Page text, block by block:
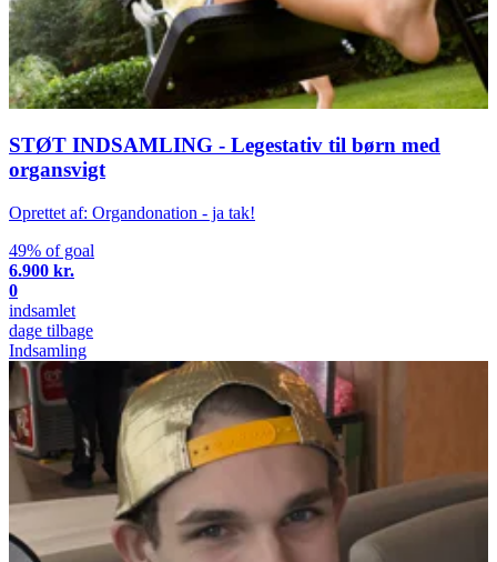
STØT INDSAMLING - Legestativ til børn med
organsvigt
Oprettet af: Organdonation - ja tak!
49% of goal
6.900 kr.
0
indsamlet
dage tilbage
Indsamling